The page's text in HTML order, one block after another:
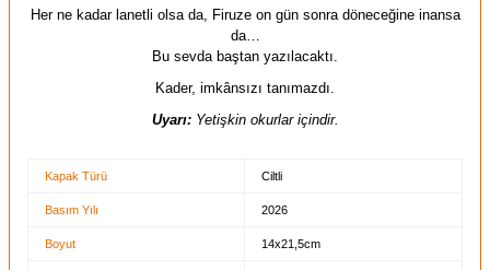
Her ne kadar lanetli olsa da, Firuze on gün sonra döneceğine inansa
da…
Bu sevda baştan yazılacaktı.
Kader, imkânsızı tanımazdı.
Uyarı:Yetişkin okurlar içindir.
Kapak Türü Ciltli
Basım Yılı 2026
Boyut 14x21,5cm